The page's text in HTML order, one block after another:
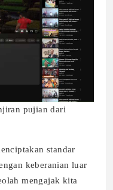
pujian dari
standar
keberanian luar
mengajak kita